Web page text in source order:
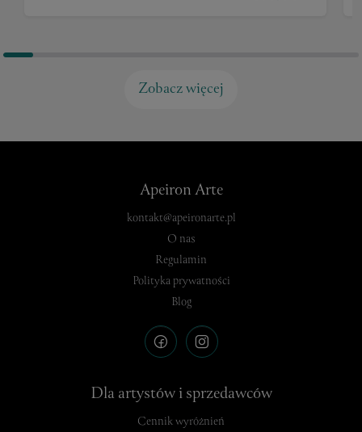
Zobacz więcej
Apeiron Arte
kontakt@apeironarte.pl
O nas
Regulamin
Polityka prywatności
Blog
Dla artystów i sprzedawców
Cennik wyróżnień